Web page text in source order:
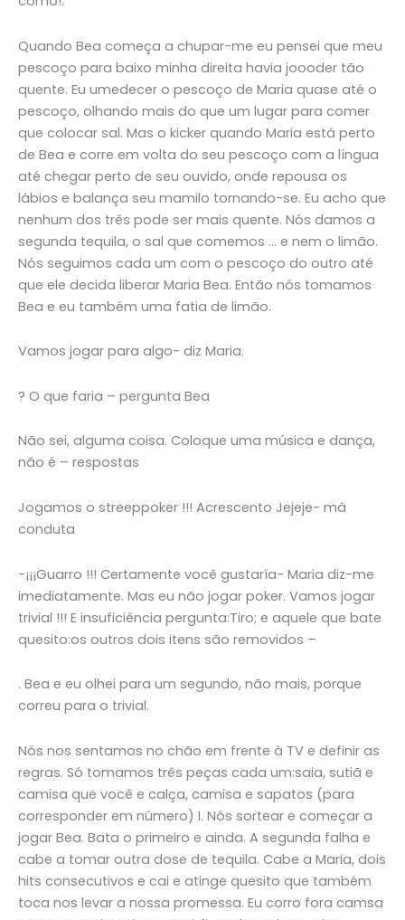
Quando Bea começa a chupar-me eu pensei que meu
pescoço para baixo minha direita havia joooder tão
quente. Eu umedecer o pescoço de Maria quase até o
pescoço, olhando mais do que um lugar para comer
que colocar sal. Mas o kicker quando Maria está perto
de Bea e corre em volta do seu pescoço com a língua
até chegar perto de seu ouvido, onde repousa os
lábios e balança seu mamilo tornando-se. Eu acho que
nenhum dos três pode ser mais quente. Nós damos a
segunda tequila, o sal que comemos … e nem o limão.
Nós seguimos cada um com o pescoço do outro até
que ele decida liberar Maria Bea. Então nós tomamos
Bea e eu também uma fatia de limão.
Vamos jogar para algo- diz Maria.
? O que faria – pergunta Bea
Não sei, alguma coisa. Coloque uma música e dança,
não é – respostas
Jogamos o streeppoker !!! Acrescento Jejeje- má
conduta
-¡¡¡Guarro !!! Certamente você gustaría- Maria diz-me
imediatamente. Mas eu não jogar poker. Vamos jogar
trivial !!! E insuficiência pergunta:Tiro; e aquele que bate
quesito:os outros dois itens são removidos –
. Bea e eu olhei para um segundo, não mais, porque
correu para o trivial.
Nós nos sentamos no chão em frente à TV e definir as
regras. Só tomamos três peças cada um:saia, sutiã e
camisa que você e calça, camisa e sapatos (para
corresponder em número) I. Nós sortear e começar a
jogar Bea. Bata o primeiro e ainda. A segunda falha e
cabe a tomar outra dose de tequila. Cabe a Maria, dois
hits consecutivos e cai e atinge quesito que também
toca nos levar a nossa promessa. Eu corro fora camsa